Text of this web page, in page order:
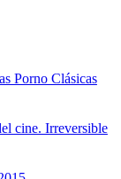
Porno Clásicas
cine. Irreversible